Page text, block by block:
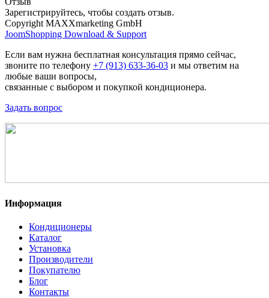
Зарегистрируйтесь, чтобы создать отзыв.
Copyright MAXXmarketing GmbH
JoomShopping Download & Support
Если вам нужна бесплатная консультация прямо сейчас,
звоните по телефону +7 (913) 633-36-03 и мы ответим на
любые ваши вопросы,
связанные с выбором и покупкой кондиционера.
Задать вопрос
Информация
Кондиционеры
Каталог
Установка
Производители
Покупателю
Блог
Контакты